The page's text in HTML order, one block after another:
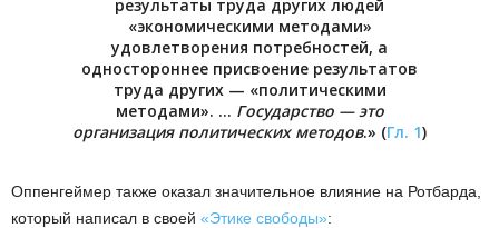
результаты труда других людей
«экономическими методами»
удовлетворения потребностей, а
одностороннее присвоение результатов
труда других — «политическими
методами». … Государство — это
организация политических методов.» (Гл. 1)
Оппенгеймер также оказал значительное влияние на Ротбарда,
который написал в своей «Этике свободы»: